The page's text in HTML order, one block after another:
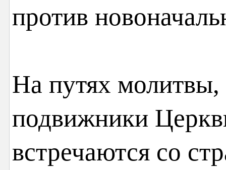
против
На путях молитвы,
подвижники
встречаются со